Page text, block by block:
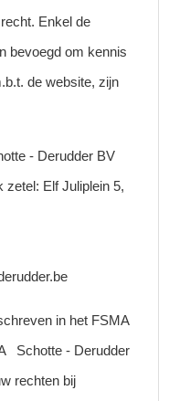
Enkel de
bevoegd om kennis
de website, zijn
- Derudder BV
zetel: Elf Juliplein 5,
in het FSMA
Schotte - Derudder
rechten bij